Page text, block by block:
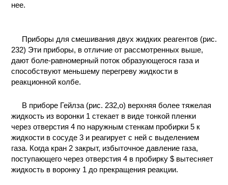
нее.
Приборы для смешивания двух жидких реагентов (рис.
232) Эти приборы, в отличие от рассмотренных выше,
дают боле-равномерный поток образующегося газа и
способствуют меньшему перегреву жидкости в
реакционной колбе.
В приборе Гейлза (рис. 232,о) верхняя более тяжелая
жидкость из воронки 1 стекает в виде тонкой пленки
через отверстия 4 по наружным стенкам пробирки 5 к
жидкости в сосуде 3 и реагирует с ней с выделением
газа. Когда кран 2 закрыт, избыточное давление газа,
поступающего через отверстия 4 в пробирку $ вытесняет
жидкость в воронку 1 до прекращения реакции.